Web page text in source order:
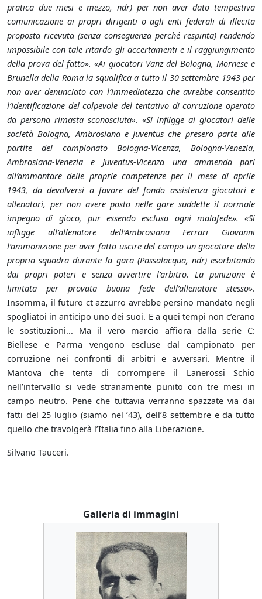
pratica due mesi e mezzo, ndr) per non aver dato tempestiva
comunicazione ai propri dirigenti o agli enti federali di illecita
proposta ricevuta (senza conseguenza perché respinta) rendendo
impossibile con tale ritardo gli accertamenti e il raggiungimento
della prova del fatto». «Ai giocatori Vanz del Bologna, Mornese e
Brunella della Roma la squalifica a tutto il 30 settembre 1943 per
non aver denunciato con l’immediatezza che avrebbe consentito
l’identificazione del colpevole del tentativo di corruzione operato
da persona rimasta sconosciuta». «Si infligge ai giocatori delle
società Bologna, Ambrosiana e Juventus che presero parte alle
partite del campionato Bologna-Vicenza, Bologna-Venezia,
Ambrosiana-Venezia e Juventus-Vicenza una ammenda pari
all’ammontare delle proprie competenze per il mese di aprile
1943, da devolversi a favore del fondo assistenza giocatori e
allenatori, per non avere posto nelle gare suddette il normale
impegno di gioco, pur essendo esclusa ogni malafede». «Si
infligge all’allenatore dell’Ambrosiana Ferrari Giovanni
l’ammonizione per aver fatto uscire del campo un giocatore della
propria squadra durante la gara (Passalacqua, ndr) esorbitando
dai propri poteri e senza avvertire l’arbitro. La punizione è
limitata per provata buona fede dell’allenatore stesso».
Insomma, il futuro ct azzurro avrebbe persino mandato negli
spogliatoi in anticipo uno dei suoi. E a quei tempi non c’erano
le sostituzioni... Ma il vero marcio affiora dalla serie C:
Biellese e Parma vengono escluse dal campionato per
corruzione nei confronti di arbitri e avversari. Mentre il
Mantova che tenta di corrompere il Lanerossi Schio
nell’intervallo si vede stranamente punito con tre mesi in
campo neutro. Pene che tuttavia verranno spazzate via dai
fatti del 25 luglio (siamo nel ’43), dell’8 settembre e da tutto
quello che travolgerà l’Italia fino alla Liberazione.
Silvano Tauceri.
Galleria di immagini